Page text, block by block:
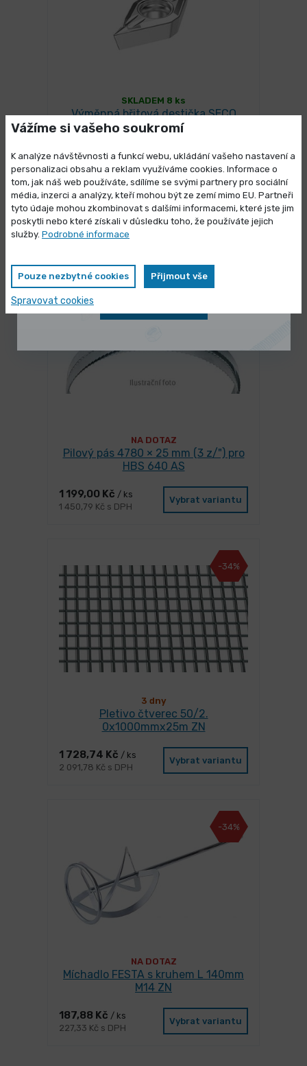
SKLADEM 8 ks
Výměnná břitová destička SECO
DCMT070202-MF2,TP1020
114,61 Kč / ks
138,68 Kč s DPH
Vybrat variantu
NA DOTAZ
Pilový pás 4780 × 25 mm (3 z/") pro
HBS 640 AS
1 199,00 Kč / ks
1 450,79 Kč s DPH
Vybrat variantu
-34%
3 dny
Pletivo čtverec 50/2.
0x1000mmx25m ZN
1 728,74 Kč / ks
2 091,78 Kč s DPH
Vybrat variantu
-34%
NA DOTAZ
Míchadlo FESTA s kruhem L 140mm
M14 ZN
187,88 Kč / ks
227,33 Kč s DPH
Vybrat variantu
Vážíme si vašeho soukromí
K analýze návštěvnosti a funkcí webu, ukládání vašeho nastavení a
personalizaci obsahu a reklam využíváme cookies. Informace o
tom, jak náš web používáte, sdílíme se svými partnery pro sociální
média, inzerci a analýzy, kteří mohou být ze zemí mimo EU. Partneři
tyto údaje mohou zkombinovat s dalšími informacemi, které jste jim
poskytli nebo které získali v důsledku toho, že používáte jejich
služby. Podrobné informace
Pouze nezbytné cookies Přijmout vše
Spravovat cookies
Výprodej skladových zásob
Vybrané produkty nyní pořídíte za